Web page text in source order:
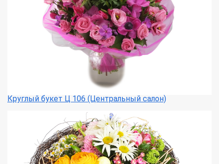
Круглый букет Ц 106 (Центральный салон)